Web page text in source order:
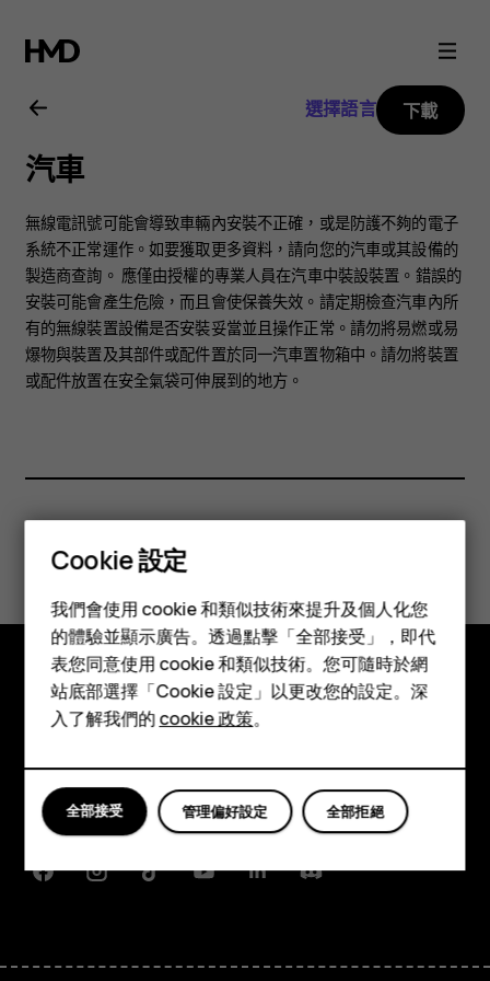
Nokia
8.1
用
戶
指
南
智慧型手機
功能型手機
配件
平板電腦
選擇語言 下載
汽車
無線電訊號可能會導致車輛內安裝不正確，或是防護不夠的電子
系統不正常運作。如要獲取更多資料，請向您的汽車或其設備的
製造商查詢。 應僅由授權的專業人員在汽車中裝設裝置。錯誤的
安裝可能會產生危險，而且會使保養失效。請定期檢查汽車內所
有的無線裝置設備是否安裝妥當並且操作正常。請勿將易燃或易
爆物與裝置及其部件或配件置於同一汽車置物箱中。請勿將裝置
或配件放置在安全氣袋可伸展到的地方。
您認為這有幫助嗎？
是 否
探索
Planet and people
支援
FacebookInstagramTiktokYoutubeLinkedinDiscord
Cookie 設定
我們會使用 cookie 和類似技術來提升及個人化您
的體驗並顯示廣告。透過點擊「全部接受」，即代
表您同意使用 cookie 和類似技術。您可隨時於網
站底部選擇「Cookie 設定」以更改您的設定。深
入了解我們的cookie 政策。
全部拒絕
管理偏好設定
全部接受